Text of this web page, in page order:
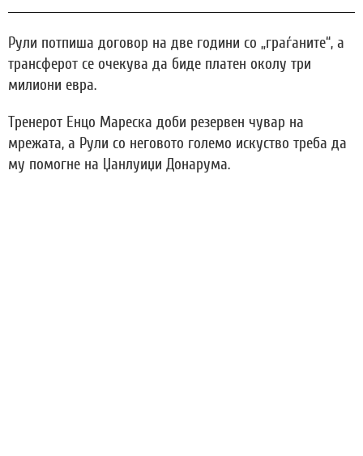
Рули потпиша договор на две години со „граѓаните“, а
трансферот се очекува да биде платен околу три
милиони евра.
Тренерот Енцо Мареска доби резервен чувар на
мрежата, а Рули со неговото големо искуство треба да
му помогне на Џанлуиџи Донарума.